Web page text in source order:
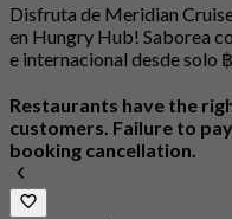
Disfruta de Meridian
en Hungry Hub! Saborea
e internacional desde solo
Restaurants have the
customers. Failure to
booking cancellation.